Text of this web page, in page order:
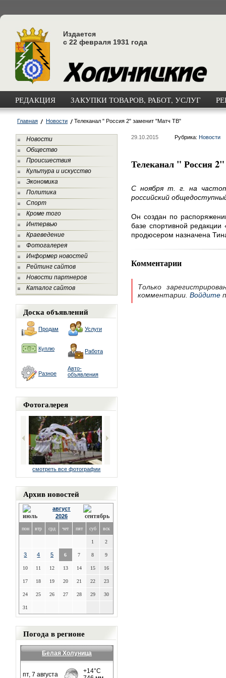
Издается
с 22 февраля 1931 года
РЕДАКЦИЯ ЗАКУПКИ ТОВАРОВ, РАБОТ, УСЛУГ
Главная Новости Телеканал " Россия 2" заменит "Матч ТВ"
Новости
Общество
Происшествия
Культура и искусство
Экономика
Политика
Спорт
Кроме того
Интервью
Краеведение
Фотогалерея
Информер новостей
Рейтинг сайтов
Новости партнеров
Каталог сайтов
Доска объявлений
Продам Услуги
Куплю Работа
Разное
Авто-
объявления
Фотогалерея
смотреть все фотографии
Архив новостей
август
2026
пон втр срд чет пят суб вск
1 2
3 4 5 6 7 8 9
10 11 12 13 14 15 16
17 18 19 20 21 22 23
24 25 26 27 28 29 30
31
Погода в регионе
Белая Холуница
29.10.2015 Рубрика: Новости
Телеканал " Россия
С ноября т. г. на
российский
Он создан по
базе спортивной
продюсером назначена
Комментарии
Только
комментарии. Войдите